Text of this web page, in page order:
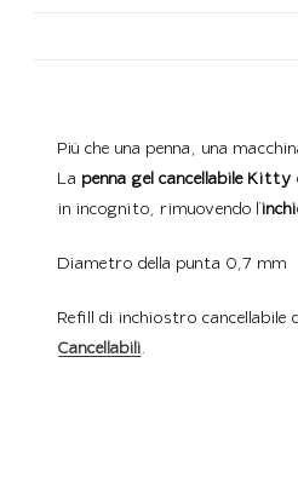
Più che una penna, una
Lapenna gel cancellabile Kitty
in incognito, rimuovendo l’
Diametro della punta 0,7 mm
Refill di inchiostro cancellabile
Cancellabili.